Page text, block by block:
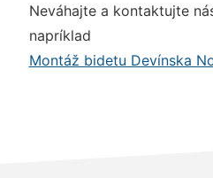
Neváhajte a kontaktujte
napríklad
Montáž bidetu Devínska